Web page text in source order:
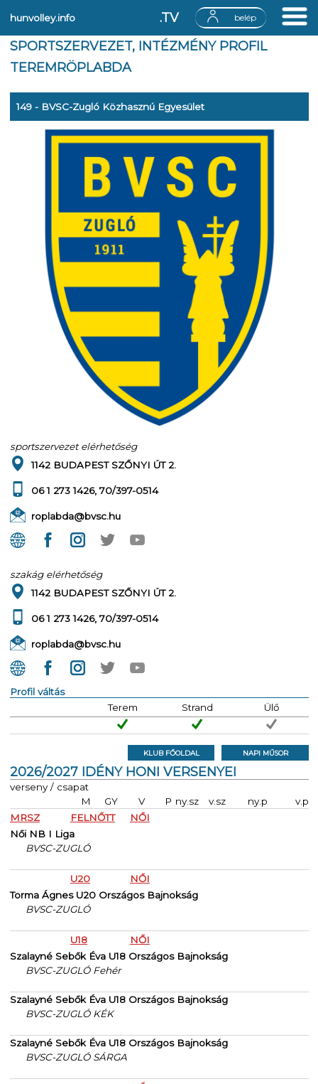
hunvolley.info .TV belép
SPORTSZERVEZET, INTÉZMÉNY PROFIL
TEREMRÖPLABDA
149 - BVSC-Zugló Közhasznú Egyesület
sportszervezet elérhetőség
1142 BUDAPEST SZŐNYI ÚT 2.
06 1 273 1426, 70/397-0514
roplabda@bvsc.hu
szakág elérhetőség
1142 BUDAPEST SZŐNYI ÚT 2.
06 1 273 1426, 70/397-0514
roplabda@bvsc.hu
Profil váltás
Terem
Strand Ülő
KLUB FŐOLDAL NAPI MŰSOR
2026/2027 IDÉNY HONI VERSENYEI
verseny / csapat
M
GY V P ny.sz v.sz ny.p
v.p
MRSZ
FELNŐTT
NŐI
Női NB I Liga
BVSC-ZUGLÓ
U20
NŐI
Torma Ágnes U20 Országos Bajnokság
BVSC-ZUGLÓ
U18
NŐI
Szalayné Sebők Éva U18 Országos Bajnokság
BVSC-ZUGLÓ Fehér
Szalayné Sebők Éva U18 Országos Bajnokság
BVSC-ZUGLÓ KÉK
Szalayné Sebők Éva U18 Országos Bajnokság
BVSC-ZUGLÓ SÁRGA